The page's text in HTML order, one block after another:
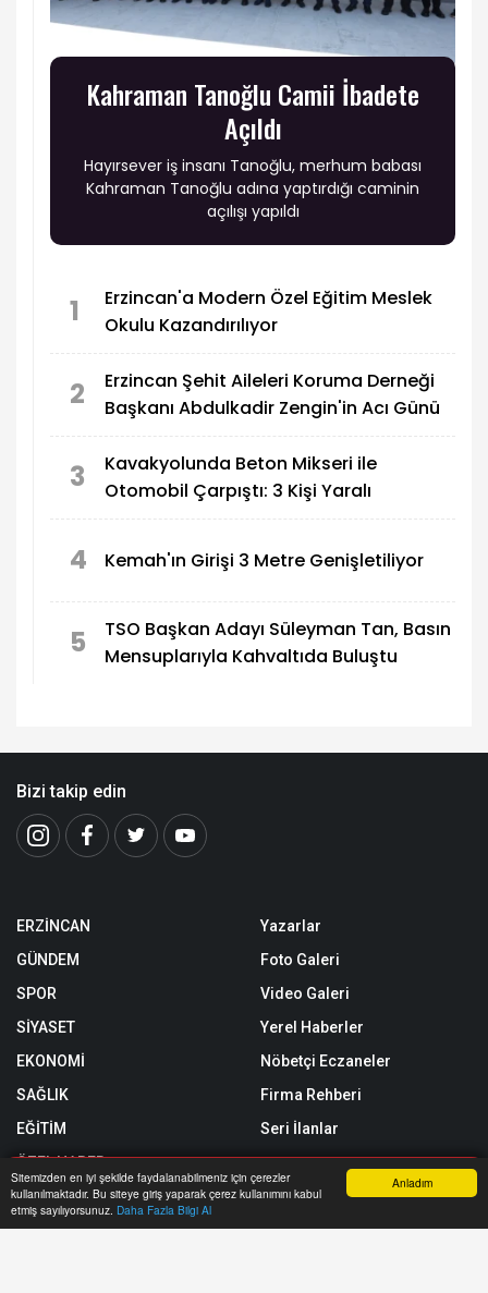
Anladım
Sitemizden en iyi şekilde faydalanabilmeniz için çerezler
kullanılmaktadır. Bu siteye giriş yaparak çerez kullanımını kabul
etmiş sayılıyorsunuz. Daha Fazla Bilgi Al
Kahraman Tanoğlu Camii İbadete
Açıldı
Hayırsever iş insanı Tanoğlu, merhum babası
Kahraman Tanoğlu adına yaptırdığı caminin
açılışı yapıldı
1
Erzincan'a Modern Özel Eğitim Meslek
Okulu Kazandırılıyor
2
Erzincan Şehit Aileleri Koruma Derneği
Başkanı Abdulkadir Zengin'in Acı Günü
3
Kavakyolunda Beton Mikseri ile
Otomobil Çarpıştı: 3 Kişi Yaralı
4 Kemah'ın Girişi 3 Metre Genişletiliyor
5
TSO Başkan Adayı Süleyman Tan, Basın
Mensuplarıyla Kahvaltıda Buluştu
Bizi takip edin
ERZİNCAN
GÜNDEM
SPOR
SİYASET
EKONOMİ
SAĞLIK
EĞİTİM
ÖZEL HABER
SİZİNLE BAŞBAŞA
Yazarlar
Foto Galeri
Video Galeri
Yerel Haberler
Nöbetçi Eczaneler
Firma Rehberi
Seri İlanlar
Anasayfa Yazarlar Haber Ara İhbar Hattı Menu